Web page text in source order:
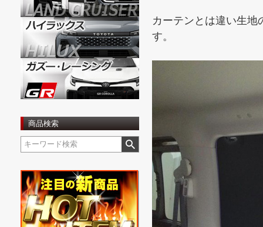
商品検索
カーテンとは違い生地
す。